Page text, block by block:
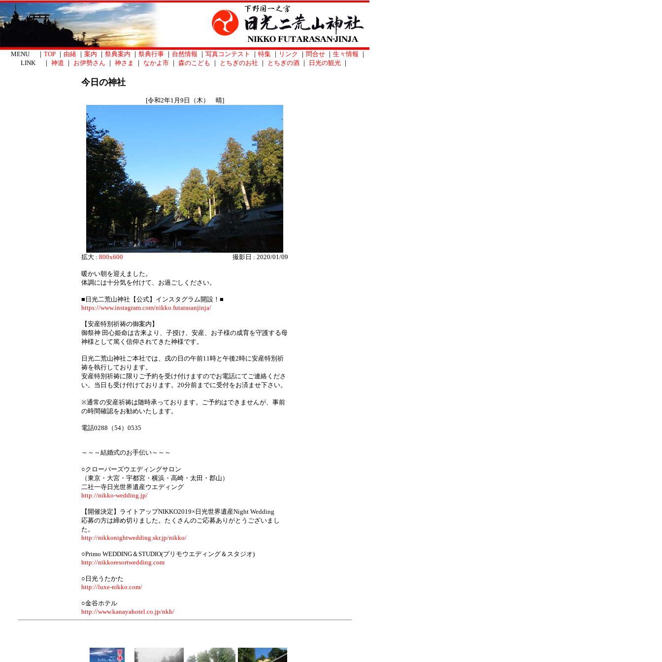
MENU ｜ TOP ｜ 由緒 ｜ 案内 ｜ 祭典案内 ｜ 祭典行事 ｜ 自然情報 ｜ 写真コンテスト ｜ 特集 ｜ リンク ｜ 問合せ ｜ 生々情報 ｜
LINK ｜ 神道 ｜ お伊勢さん ｜ 神さま ｜ なかよ市 ｜ 森のこども ｜ とちぎのお社 ｜ とちぎの酒 ｜ 日光の観光 ｜
今日の神社
[令和2年1月9日（木） 晴]
拡大 : 800x600 撮影日 : 2020/01/09
暖かい朝を迎えました。
体調には十分気を付けて、お過ごしください。
■日光二荒山神社【公式】インスタグラム開設！■
https://www.instagram.com/nikko.futarasanjinja/
【安産特別祈祷の御案内】
御祭神 田心姫命は古来より、子授け、安産、お子様の成育を守護する母
神様として篤く信仰されてきた神様です。
日光二荒山神社ご本社では、戌の日の午前11時と午後2時に安産特別祈
祷を執行しております。
安産特別祈祷に限りご予約を受け付けますのでお電話にてご連絡くださ
い。当日も受け付けております。20分前までに受付をお済ませ下さい。
※通常の安産祈祷は随時承っております。ご予約はできませんが、事前
の時間確認をお勧めいたします。
電話0288（54）0535
～～～結婚式のお手伝い～～～
○クローバーズウエディングサロン
（東京・大宮・宇都宮・横浜・高崎・太田・郡山）
二社一寺日光世界遺産ウエディング
http://nikko-wedding.jp/
【開催決定】ライトアップNIKKO2019×日光世界遺産Night Wedding
応募の方は締め切りました。たくさんのご応募ありがとうございまし
た。
http://nikkonightwedding.skr.jp/nikko/
○Primo WEDDING＆STUDIO(プリモウエディング＆スタジオ)
http://nikkoresortwedding.com
○日光うたかた
http://luxe-nikko.com/
○金谷ホテル
http://www.kanayahotel.co.jp/nkh/